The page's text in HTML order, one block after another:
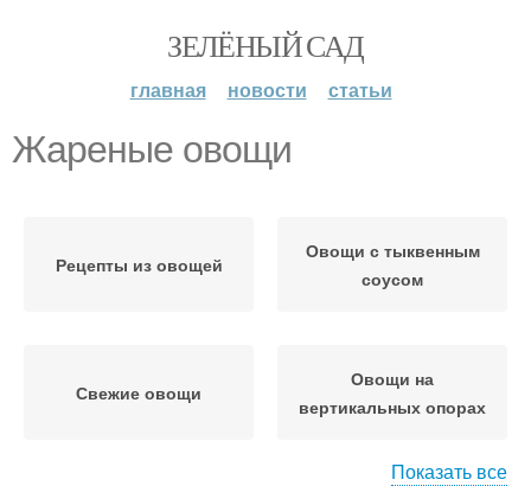
ЗЕЛЁНЫЙ САД
главная новости статьи
Жареные овощи
Рецепты из овощей
Овощи с тыквенным
соусом
Свежие овощи
Овощи на
вертикальных опорах
Показать все